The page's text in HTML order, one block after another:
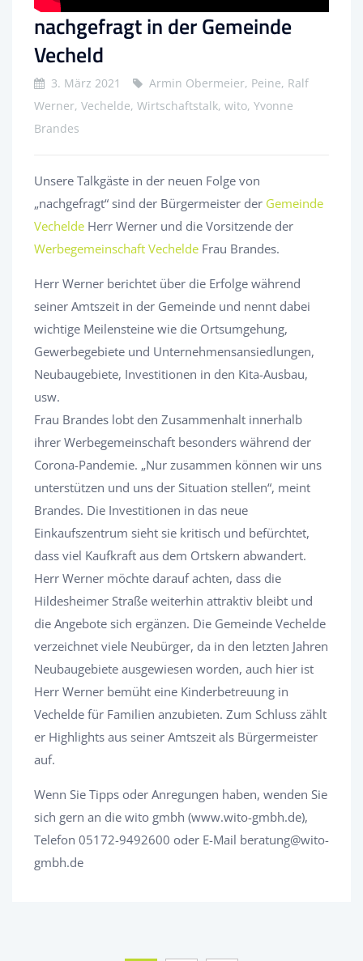
nachgefragt in der Gemeinde
Vecheld
3. März 2021
Armin Obermeier, Peine, Ralf
Werner, Vechelde, Wirtschaftstalk, wito, Yvonne
Brandes
Unsere Talkgäste in der neuen Folge von
„nachgefragt“ sind der Bürgermeister der Gemeinde
Vechelde Herr Werner und die Vorsitzende der
Werbegemeinschaft Vechelde Frau Brandes.
Herr Werner berichtet über die Erfolge während
seiner Amtszeit in der Gemeinde und nennt dabei
wichtige Meilensteine wie die Ortsumgehung,
Gewerbegebiete und Unternehmensansiedlungen,
Neubaugebiete, Investitionen in den Kita-Ausbau,
usw.
Frau Brandes lobt den Zusammenhalt innerhalb
ihrer Werbegemeinschaft besonders während der
Corona-Pandemie. „Nur zusammen können wir uns
unterstützen und uns der Situation stellen“, meint
Brandes. Die Investitionen in das neue
Einkaufszentrum sieht sie kritisch und befürchtet,
dass viel Kaufkraft aus dem Ortskern abwandert.
Herr Werner möchte darauf achten, dass die
Hildesheimer Straße weiterhin attraktiv bleibt und
die Angebote sich ergänzen. Die Gemeinde Vechelde
verzeichnet viele Neubürger, da in den letzten Jahren
Neubaugebiete ausgewiesen worden, auch hier ist
Herr Werner bemüht eine Kinderbetreuung in
Vechelde für Familien anzubieten. Zum Schluss zählt
er Highlights aus seiner Amtszeit als Bürgermeister
auf.
Wenn Sie Tipps oder Anregungen haben, wenden Sie
sich gern an die wito gmbh (www.wito-gmbh.de),
Telefon 05172-9492600 oder E-Mail beratung@wito-
gmbh.de